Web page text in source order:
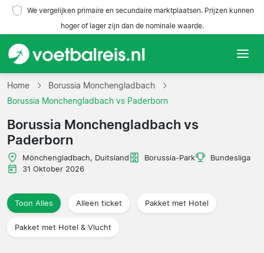
We vergelijken primaire en secundaire marktplaatsen. Prijzen kunnen
hoger of lager zijn dan de nominale waarde.
Home
Competities
Reisorganisaties
Home
Borussia Monchengladbach
Borussia Monchengladbach vs Paderborn
Borussia Monchengladbach vs
Paderborn
Mönchengladbach, Duitsland Borussia-Park
Bundesliga
31 Oktober 2026
Toon Alles Alleen ticket Pakket met Hotel
Pakket met Hotel & Vlucht